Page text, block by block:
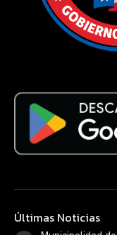
Últimas Noticias